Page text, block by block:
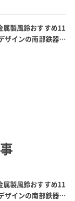
属製風鈴おすすめ11
ザインの南部鉄器や
属製風鈴おすすめ11
ザインの南部鉄器や